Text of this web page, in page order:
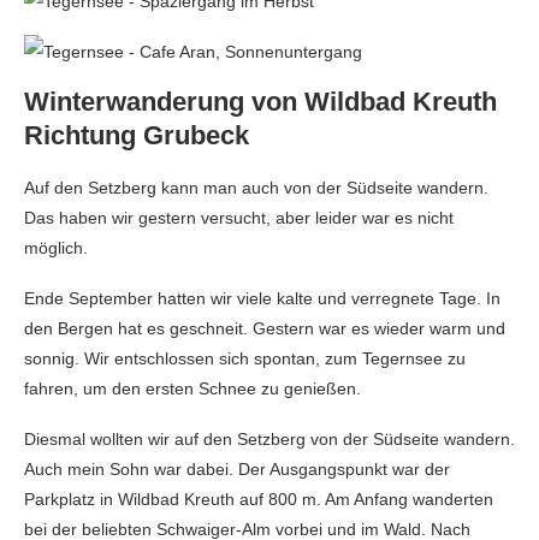
Winterwanderung von Wildbad Kreuth
Richtung Grubeck
Auf den Setzberg kann man auch von der Südseite wandern.
Das haben wir gestern versucht, aber leider war es nicht
möglich.
Ende September hatten wir viele kalte und verregnete Tage. In
den Bergen hat es geschneit. Gestern war es wieder warm und
sonnig. Wir entschlossen sich spontan, zum Tegernsee zu
fahren, um den ersten Schnee zu genießen.
Diesmal wollten wir auf den Setzberg von der Südseite wandern.
Auch mein Sohn war dabei. Der Ausgangspunkt war der
Parkplatz in Wildbad Kreuth auf 800 m. Am Anfang wanderten
bei der beliebten Schwaiger-Alm vorbei und im Wald. Nach